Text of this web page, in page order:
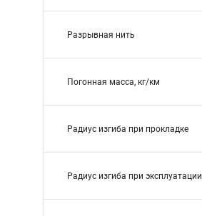
Разрывная нить
Погонная масса, кг/км
Радиус изгиба при прокладке
Радиус изгиба при эксплуатации